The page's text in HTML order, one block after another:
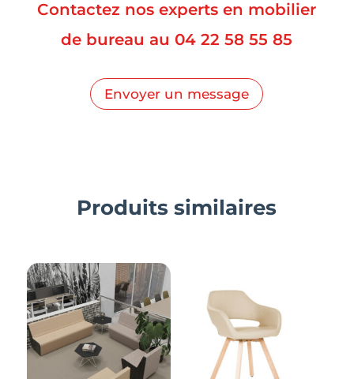
Contactez nos experts en mobilier
de bureau au 04 22 58 55 85
Envoyer un message
Produits similaires